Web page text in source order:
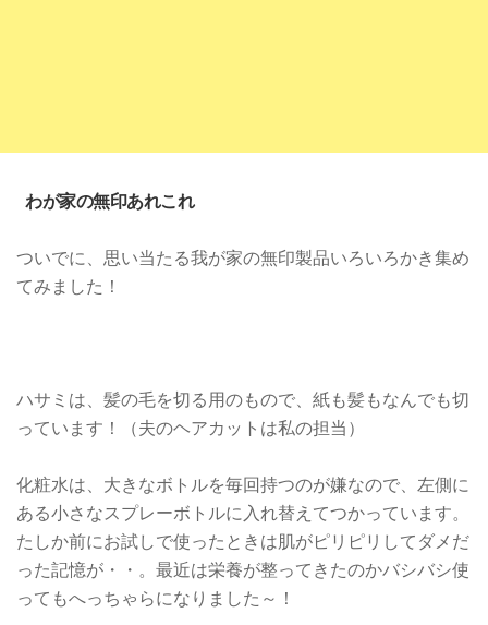
わが家の無印あれこれ
ついでに、思い当たる我が家の無印製品いろいろかき集め
てみました！
ハサミは、髪の毛を切る用のもので、紙も髪もなんでも切
っています！（夫のヘアカットは私の担当）
化粧水は、大きなボトルを毎回持つのが嫌なので、左側に
ある小さなスプレーボトルに入れ替えてつかっています。
たしか前にお試しで使ったときは肌がピリピリしてダメだ
った記憶が・・。最近は栄養が整ってきたのかバシバシ使
ってもへっちゃらになりました～！